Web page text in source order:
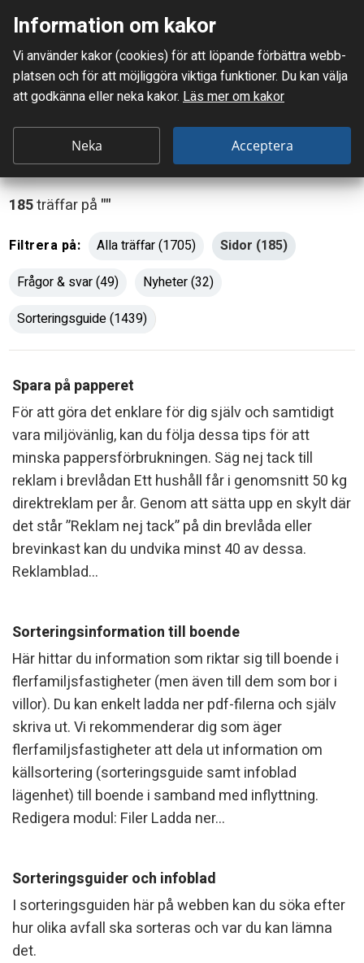
Mellanskånes Renhållnings AB
M
E
R
A
B
ö
g
e
Sök
2
or
185träffar på ""
Filtrera på: Alla träffar (1705)
Sidor (185)
Frågor & svar (49)
Nyheter (32)
Sorteringsguide (1439)
Spara på papperet
För att göra det enklare för dig själv och samtidigt
vara miljövänlig, kan du följa dessa tips för att
minska pappersförbrukningen. Säg nej tack till
reklam i brevlådan Ett hushåll får i genomsnitt 50 kg
direktreklam per år. Genom att sätta upp en skylt där
det står ”Reklam nej tack” på din brevlåda eller
brevinkast kan du undvika minst 40 av dessa.
Reklamblad...
Sorteringsinformation till boende
Här hittar du information som riktar sig till boende i
flerfamiljsfastigheter (men även till dem som bor i
villor). Du kan enkelt ladda ner pdf-filerna och själv
skriva ut. Vi rekommenderar dig som äger
flerfamiljsfastigheter att dela ut information om
källsortering (sorteringsguide samt infoblad
lägenhet) till boende i samband med inflyttning.
Redigera modul: Filer Ladda ner...
Sorteringsguider och infoblad
I sorteringsguiden här på webben kan du söka efter
hur olika avfall ska sorteras och var du kan lämna
det.
Information om kakor
Vi använder kakor (cookies) för att löpande förbättra webb­
platsen och för att möjlig­göra viktiga funktioner. Du kan välja
att godkänna eller neka kakor. Läs mer om kakor
Neka Acceptera